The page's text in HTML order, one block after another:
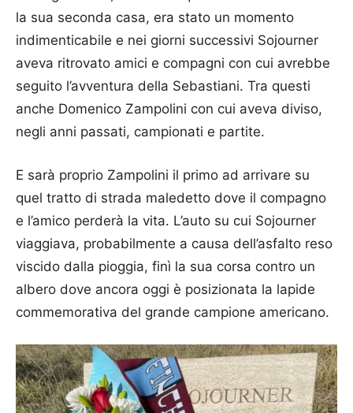
la sua seconda casa, era stato un momento
indimenticabile e nei giorni successivi Sojourner
aveva ritrovato amici e compagni con cui avrebbe
seguito l’avventura della Sebastiani. Tra questi
anche Domenico Zampolini con cui aveva diviso,
negli anni passati, campionati e partite.
E sarà proprio Zampolini il primo ad arrivare su
quel tratto di strada maledetto dove il compagno
e l’amico perderà la vita. L’auto su cui Sojourner
viaggiava, probabilmente a causa dell’asfalto reso
viscido dalla pioggia, finì la sua corsa contro un
albero dove ancora oggi è posizionata la lapide
commemorativa del grande campione americano.